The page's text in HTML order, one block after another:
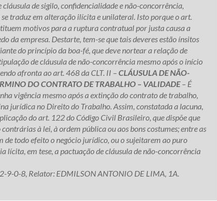
de sigilo, confidencialidade e não-concorrência,
traduz em alteração ilícita e unilateral. Isto porque o art.
motivos para a ruptura contratual por justa causa a
da empresa. Destarte, tem-se que tais deveres estão ínsitos
do princípio da boa-fé, que deve nortear a relação de
de cláusula de não-concorrência mesmo após o início
afronta ao art. 468 da CLT. II – CLÁUSULA DE NÃO-
DO CONTRATO DE TRABALHO – VALIDADE– É
vigência mesmo após a extinção do contrato de trabalho,
jurídica no Direito do Trabalho. Assim, constatada a lacuna,
do art. 122 do Código Civil Brasileiro, que dispõe que
à lei, à ordem pública ou aos bons costumes; entre as
de todo efeito o negócio jurídico, ou o sujeitarem ao puro
lícita, em tese, a pactuação de cláusula de não-concorrência
0-8, Relator: EDMILSON ANTONIO DE LIMA, 1A.